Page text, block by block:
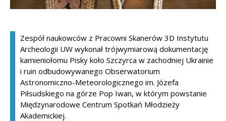
Zespół naukowców z Pracowni Skanerów 3D Instytutu
Archeologii UW wykonał trójwymiarową dokumentację
kamieniołomu Pisky koło Szczyrca w zachodniej Ukrainie
i ruin odbudowywanego Obserwatorium
Astronomiczno-Meteorologicznego im. Józefa
Piłsudskiego na górze Pop Iwan, w którym powstanie
Międzynarodowe Centrum Spotkań Młodzieży
Akademickiej.